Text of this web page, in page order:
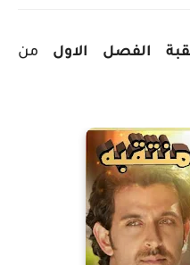
الفصل الاول من